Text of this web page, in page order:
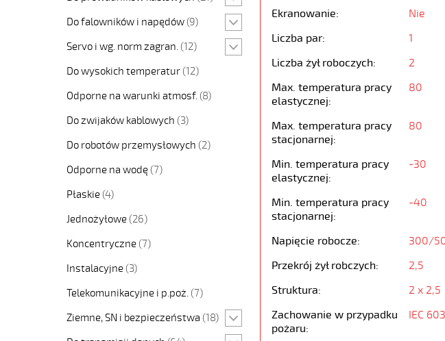
Do falowników i napędów (9)
Servo i wg. norm zagran. (12)
Do wysokich temperatur (12)
Odporne na warunki atmosf. (8)
Do zwijaków kablowych (3)
Do robotów przemysłowych (2)
Odporne na wodę (7)
Płaskie (4)
Jednożyłowe (26)
Koncentryczne (7)
Instalacyjne (3)
Telekomunikacyjne i p.poż. (7)
Ziemne, SN i bezpieczeństwa (18)
Ekranowanie:
Nie
Liczba par:
1
Liczba żył roboczych:
2
Max. temperatura pracy
elastycznej:
80
Max. temperatura pracy
stacjonarnej:
80
Min. temperatura pracy
elastycznej:
-30
Min. temperatura pracy
stacjonarnej:
-40
Napięcie robocze:
300/
Przekrój żył robczych:
2,5
Struktura:
2 x 2,5
Zachowanie w przypadku
pożaru:
IEC